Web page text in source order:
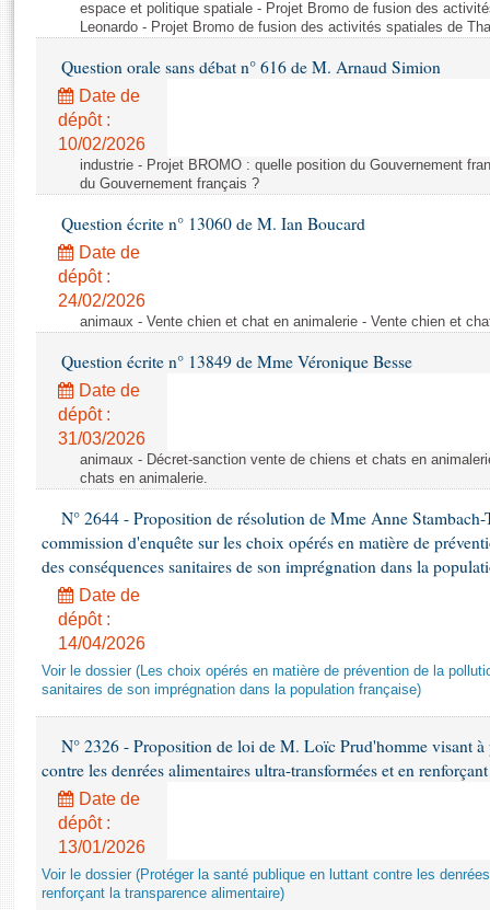
Rapports législatifs
Rapports sur l'application des lois
Baromètre de l’application des lois
Dossiers législatifs
Budget et sécurité sociale
Questions écrites et orales
Comptes rendus des débats
Anciennes législatures
espace et politique spatiale - Projet Bromo de fusion des
Leonardo - Projet Bromo de fusion des activités spatiales de
Question orale sans débat n° 616 de M. Arnaud Simion
Date de
dépôt :
10/02/2026
industrie - Projet BROMO : quelle position du Gouvernement
du Gouvernement français ?
Question écrite n° 13060 de M. Ian Boucard
Date de
dépôt :
24/02/2026
animaux - Vente chien et chat en animalerie - Vente chien et
Question écrite n° 13849 de Mme Véronique Besse
Date de
dépôt :
31/03/2026
animaux - Décret-sanction vente de chiens et chats en
chats en animalerie.
N° 2644 - Proposition de résolution de Mme Anne
commission d'enquête sur les choix opérés en matière de
des conséquences sanitaires de son imprégnation dans la
Date de
dépôt :
14/04/2026
Voir le dossier (Les choix opérés en matière de prévention de la
sanitaires de son imprégnation dans la population française)
N° 2326 - Proposition de loi de M. Loïc Prud'homme visant
contre les denrées alimentaires ultra-transformées et en
Date de
dépôt :
13/01/2026
Voir le dossier (Protéger la santé publique en luttant contre les
renforçant la transparence alimentaire)